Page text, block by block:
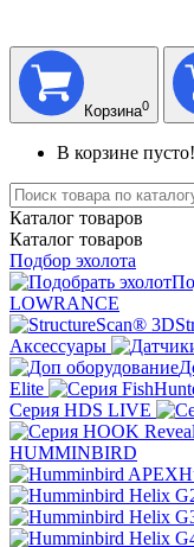
Корзина0
В корзине пусто!
Каталог товаров
Каталог товаров
Подбор эхолота
LOWRANCE
Аксессуары
Elite
Серия HDS LIVE
HUMMINBIRD